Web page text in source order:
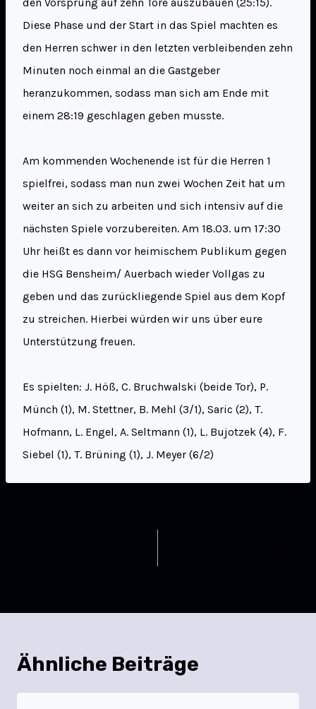
den Vorsprung auf zehn Tore auszubauen (25:15).
Diese Phase und der Start in das Spiel machten es
den Herren schwer in den letzten verbleibenden zehn
Minuten noch einmal an die Gastgeber
heranzukommen, sodass man sich am Ende mit
einem 28:19 geschlagen geben musste.
Am kommenden Wochenende ist für die Herren 1
spielfrei, sodass man nun zwei Wochen Zeit hat um
weiter an sich zu arbeiten und sich intensiv auf die
nächsten Spiele vorzubereiten. Am 18.03. um 17:30
Uhr heißt es dann vor heimischem Publikum gegen
die HSG Bensheim/ Auerbach wieder Vollgas zu
geben und das zurückliegende Spiel aus dem Kopf
zu streichen. Hierbei würden wir uns über eure
Unterstützung freuen.
Es spielten: J. Höß, C. Bruchwalski (beide Tor), P.
Münch (1), M. Stettner, B. Mehl (3/1), Saric (2), T.
Hofmann, L. Engel, A. Seltmann (1), L. Bujotzek (4), F.
Siebel (1), T. Brüning (1), J. Meyer (6/2)
Ähnliche Beiträge